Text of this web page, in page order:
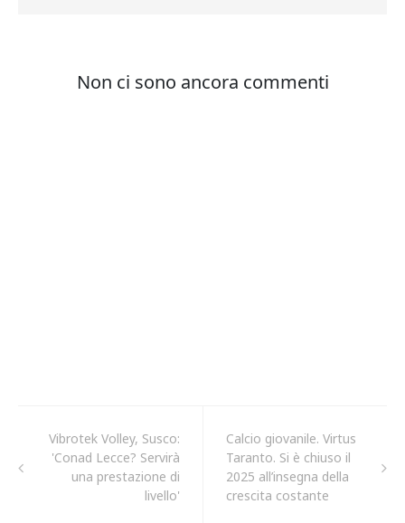
Vibrotek Volley, Susco:
'Conad Lecce? Servirà
una prestazione di
livello'
Calcio giovanile. Virtus
Taranto. Si è chiuso il
2025 all’insegna della
crescita costante